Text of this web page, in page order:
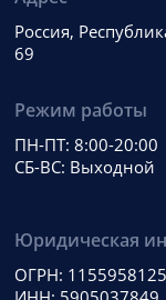
Россия,
69
Режим работы
ПН-ПТ: 8:00-20:00
СБ-ВС: Выходной
Юридическая
ОГРН: